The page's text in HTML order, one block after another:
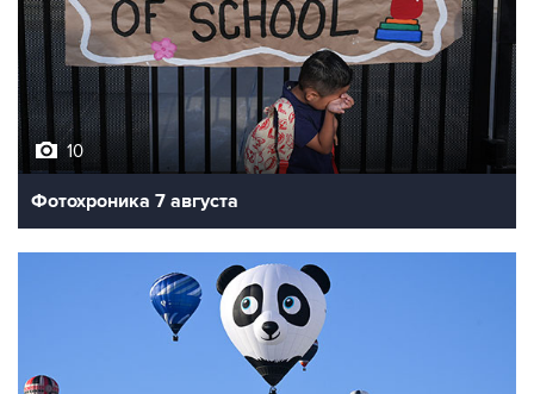
10
Фотохроника 7 августа